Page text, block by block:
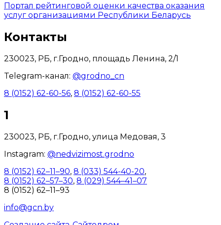
Портал рейтинговой оценки качества оказания
услуг организациями Республики Беларусь
Контакты
230023, РБ, г.Гродно, площадь Ленина, 2/1
Telegram-канал: @grodno_cn
8 (0152) 62-60-56, 8 (0152) 62-60-55
1
230023, РБ, г.Гродно, улица Медовая, 3
Instagram: @nedvizimost.grodno
8 (0152) 62–11–90, 8 (033) 544-40-20,
8 (0152) 62–57–30, 8 (029) 544–41–07
8 (0152) 62–11–93
info@gcn.by